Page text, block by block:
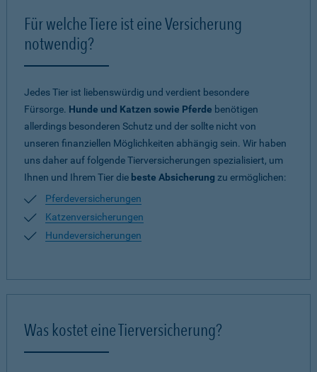
Für welche Tiere ist eine Versicherung
notwendig?
Jedes Tier ist liebenswürdig und verdient besondere
Fürsorge. Hunde und Katzen sowie Pferde benötigen
allerdings besonderen Schutz und der sollte nicht von
unseren finanziellen Möglichkeiten abhängig sein. Wir haben
uns daher auf folgende Tierversicherungen spezialisiert, um
Ihnen und Ihrem Tier die beste Absicherung zu ermöglichen:
Pferdeversicherungen
Katzenversicherungen
Hundeversicherungen
Was kostet eine Tierversicherung?